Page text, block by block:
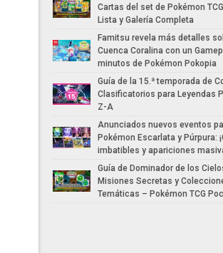
Cartas del set de Pokémon
Lista y Galería Completa
Famitsu revela más detalles
Cuenca Coralina con un
minutos de Pokémon Pokopia
Guía de la 15.ª temporada de
Clasificatorios para Leyendas
Z-A
Anunciados nuevos eventos
Pokémon Escarlata y Púrpura:
imbatibles y apariciones
Guía de Dominador de los
Misiones Secretas y
Temáticas – Pokémon TCG